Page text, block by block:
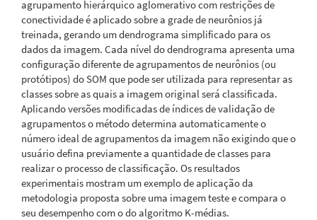
agrupamento hierárquico aglomerativo com restrições de
conectividade é aplicado sobre a grade de neurônios já
treinada, gerando um dendrograma simplificado para os
dados da imagem. Cada nível do dendrograma apresenta uma
configuração diferente de agrupamentos de neurônios (ou
protótipos) do SOM que pode ser utilizada para representar as
classes sobre as quais a imagem original será classificada.
Aplicando versões modificadas de índices de validação de
agrupamentos o método determina automaticamente o
número ideal de agrupamentos da imagem não exigindo que o
usuário defina previamente a quantidade de classes para
realizar o processo de classificação. Os resultados
experimentais mostram um exemplo de aplicação da
metodologia proposta sobre uma imagem teste e compara o
seu desempenho com o do algoritmo K-médias.